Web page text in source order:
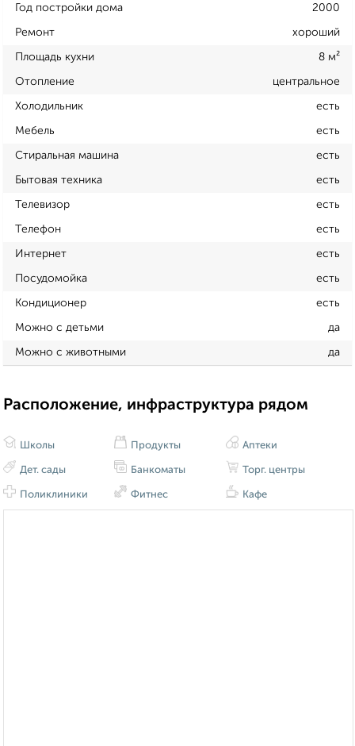
Год постройки дома 2000
Ремонт хороший
Площадь кухни 8 м²
Отопление центральное
Холодильник есть
Мебель есть
Стиральная машина есть
Бытовая техника есть
Телевизор есть
Телефон есть
Интернет есть
Посудомойка есть
Кондиционер есть
Можно с детьми да
Можно с животными да
Расположение, инфраструктура рядом
Школы
Дет. сады
Поликлиники
Продукты
Банкоматы
Фитнес
Аптеки
Торг. центры
Кафе